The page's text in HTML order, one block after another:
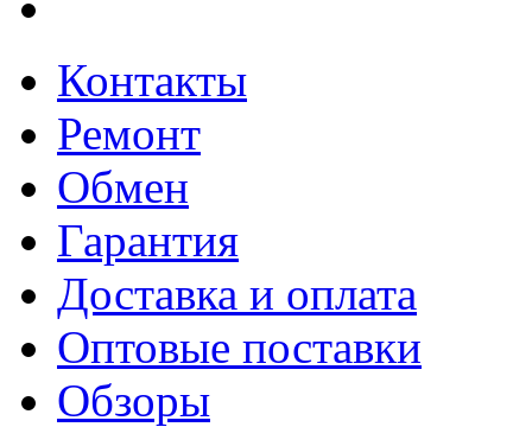
Контакты
Ремонт
Обмен
Гарантия
Доставка и оплата
Оптовые поставки
Обзоры